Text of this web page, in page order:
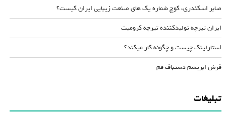
صابر اسکندری، کوچ شماره یک های صنعت زیبایی ایران کیست؟
ایران تیرچه تولیدکننده تیرچه کرومیت
استارلینک چیست و چگونه کار میکند؟
فرش ابریشم دستباف قم
تبلیغات